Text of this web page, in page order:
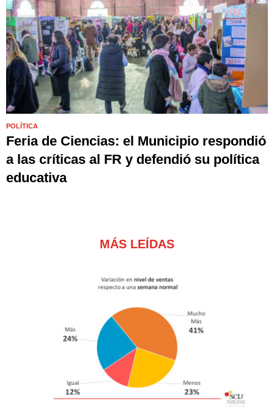
POLÍTICA
Feria de Ciencias: el Municipio respondió
a las críticas al FR y defendió su política
educativa
MÁS LEÍDAS